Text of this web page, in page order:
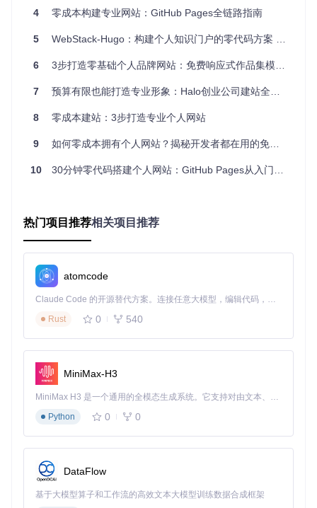
步骤1：复制项目代码
点击右上角"Fork"按钮，将项目复制到你的账号下
步骤2：重命名仓库
点击"Settings"选项卡
code.io"
步骤3：等待网站上线
等待系统显示"Your site is published at https://[你的用户
图1：学术网站浅色主题首页效果
图2：学术网站深色主题首页效果
基础配置：10分钟个性化网站信息
配置文件核心设置对比
title
ages"
学术主页"
示在浏览器标签
和导航栏
4 零成本构建专业网站：GitHub Pages全链路指南
5 WebStack-Hugo：构建个人知识门户的零代码方案 - 面向效率追求者的资源管理利器
6 3步打造零基础个人品牌网站：免费响应式作品集模板全攻略
7 预算有限也能打造专业形象：Halo创业公司建站全攻略
8 零成本建站：3步打造专业个人网站
9 如何零成本拥有个人网站？揭秘开发者都在用的免费托管方案
10 30分钟零代码搭建个人网站：GitHub Pages从入门到精通指南
热门项目推荐相关项目推荐
atomcode
Claude Code 的开源替代方案。连接任意大模型，编辑代码，运行命令，自动验证 — 全自动执行。用 Rust 构建，极致性能。 ｜ An open-source alternative to Claude Code. Connect any LLM, edit code, run commands, and verify changes — autonomously. Built in Rust for speed. Get Started
Rust
0 540
MiniMax-H3
MiniMax H3 是一个通用的全模态生成系统。它支持对由文本、图像、视频和音频组成的多模态上下文进行统一理解，并能生成分辨率高达 2K、时长可达 15 秒的带原生立体声音频的视频。得益于面向任务泛化的系统设计，H3 在预训练阶段就已具备广泛的多模态上下文理解与生成能力，能够出色地执行复杂的多模态指令。
Python
0 0
DataFlow
基于大模型算子和工作流的高效文本大模型训练数据合成框架